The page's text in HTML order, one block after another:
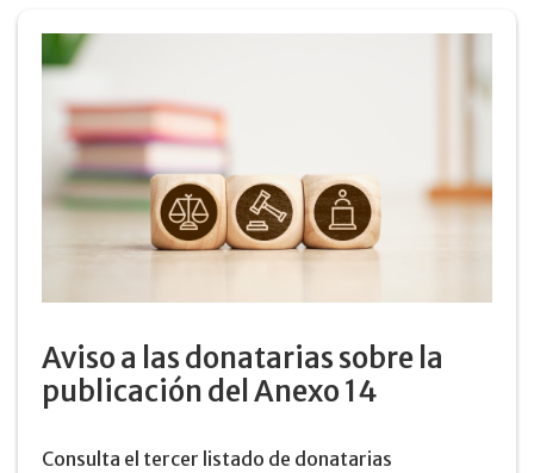
Aviso a las donatarias sobre la
publicación del Anexo 14
Consulta el tercer listado de donatarias